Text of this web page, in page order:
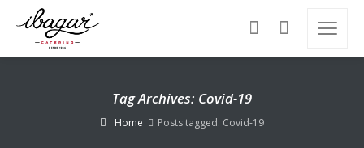
Tag Archives: Covid-19
Home Posts tagged: Covid-19